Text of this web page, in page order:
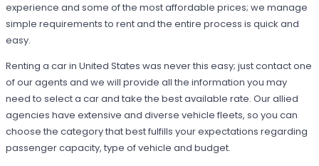
experience and some of the most affordable prices; we manage
simple requirements to rent and the entire process is quick and
easy.
Renting a car in United States was never this easy; just contact one
of our agents and we will provide all the information you may
need to select a car and take the best available rate. Our allied
agencies have extensive and diverse vehicle fleets, so you can
choose the category that best fulfills your expectations regarding
passenger capacity, type of vehicle and budget.